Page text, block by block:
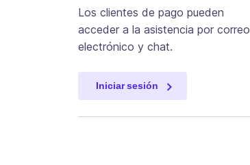
Los clientes de pago pueden
acceder a la asistencia por correo
electrónico y chat.
Iniciar sesión